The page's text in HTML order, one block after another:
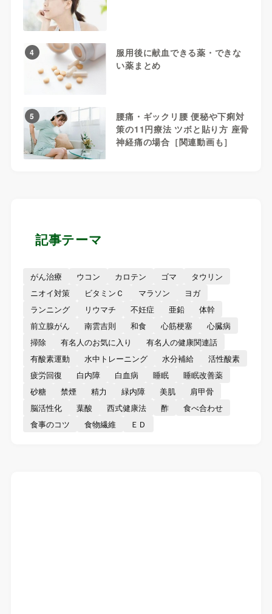
4
服用後に献血できる薬・できな
い薬まとめ
5
腰痛・ギックリ腰 便秘や下痢対
策の11円療法 ツボと貼り方 座骨
神経痛の場合［関連動画も］
記事テーマ
がん治療 ウコン カロテン ゴマ
タウリン
ニオイ対策
ビタミンＣ マラソン
ヨガ
ランニング
リウマチ 不妊症 亜鉛
体幹
前立腺がん
南雲吉則 和食 心筋梗塞
心臓病
掃除
有名人のお気に入り
有名人の健康関連話
有酸素運動
水中トレーニング 水分補給
活性酸素
疲労回復
白内障 白血病 睡眠
睡眠改善薬
砂糖
禁煙 精力 緑内障 美肌
肩甲骨
脳活性化
葉酸 西式健康法 酢
食べ合わせ
食事のコツ
食物繊維 ＥＤ